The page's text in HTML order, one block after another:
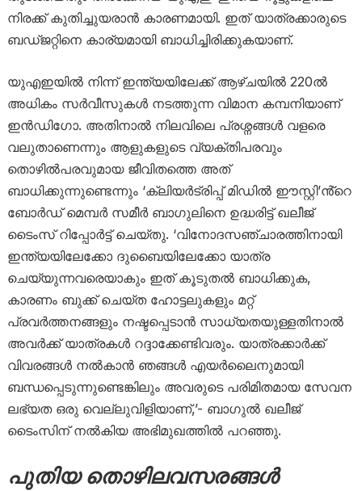
നിരക്ക് കുതിച്ചുയരാൻ കാരണമായി. ഇത് യാത്രക്കാരുടെ
ബഡ്ജറ്റിനെ കാര്യമായി ബാധിച്ചിരിക്കുകയാണ്.
യുഎഇയിൽ നിന്ന് ഇന്ത്യയിലേക്ക് ആഴ്ചയിൽ 220ൽ
അധികം സർവീസുകൾ നടത്തുന്ന വിമാന കമ്പനിയാണ്
ഇൻഡിഗോ. അതിനാൽ നിലവിലെ പ്രശ്നങ്ങൾ വളരെ
വലുതാണെന്നും ആളുകളുടെ വ്യക്തിപരവും
തൊഴിൽപരവുമായ ജീവിതത്തെ അത്
ബാധിക്കുന്നുണ്ടെന്നും ‘ക്ലിയർട്രിപ്പ് മിഡിൽ ഈസ്റ്റി’ൻ്റെ
ബോർഡ് മെമ്പർ സമീർ ബാഗുലിനെ ഉദ്ധരിട്ട് ഖലീജ്
ടൈംസ് റിപ്പോര്‍ട്ട് ചെയ്തു. ‘വിനോദസഞ്ചാരത്തിനായി
ഇന്ത്യയിലേക്കോ ദുബൈയിലേക്കോ യാത്ര
ചെയ്യുന്നവരെയാകും ഇത് കൂടുതൽ ബാധിക്കുക,
കാരണം ബുക്ക് ചെയ്ത ഹോട്ടലുകളും മറ്റ്
പ്രവർത്തനങ്ങളും നഷ്ടപ്പെടാൻ സാധ്യതയുള്ളതിനാൽ
അവർക്ക് യാത്രകൾ റദ്ദാക്കേണ്ടിവരും. യാത്രക്കാർക്ക്
വിവരങ്ങൾ നൽകാൻ ഞങ്ങൾ എയർലൈനുമായി
ബന്ധപ്പെടുന്നുണ്ടെങ്കിലും അവരുടെ പരിമിതമായ സേവന
ലഭ്യത ഒരു വെല്ലുവിളിയാണ്,’- ബാഗുൽ ഖലീജ്
ടൈംസിന് നൽകിയ അഭിമുഖത്തിൽ പറഞ്ഞു.
പുതിയ തൊഴിലവസരങ്ങൾ